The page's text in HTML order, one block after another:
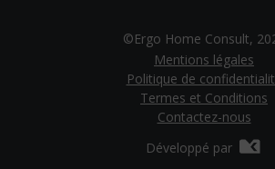
©Ergo Home Consult,
Mentions légales
Politique de
Termes et Conditions
Contactez-nous
Développé par